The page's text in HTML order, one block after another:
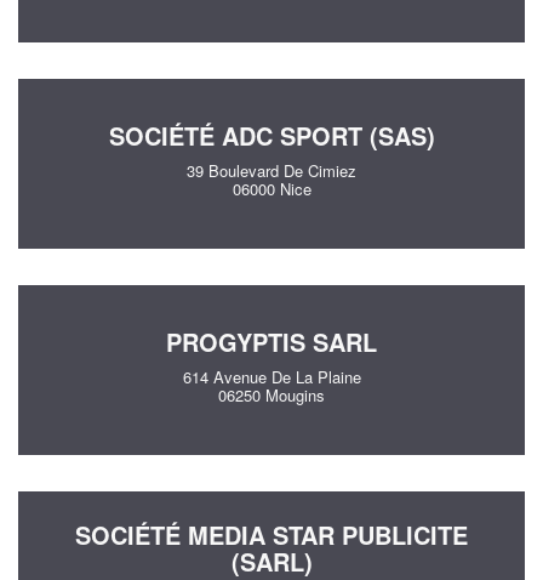
SOCIÉTÉ ADC SPORT (SAS)
39 Boulevard De Cimiez
06000 Nice
PROGYPTIS SARL
614 Avenue De La Plaine
06250 Mougins
SOCIÉTÉ MEDIA STAR PUBLICITE
(SARL)